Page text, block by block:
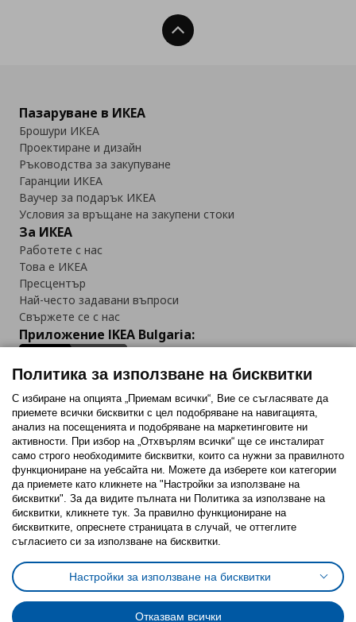
Нагоре
Пазаруване в ИКЕА
Брошури ИКЕА
Проектиране и дизайн
Ръководства за закупуване
Гаранции ИКЕА
Ваучер за подарък ИКЕА
Условия за връщане на закупени стоки
За ИКЕА
Работете с нас
Това е ИКЕА
Пресцентър
Най-често задавани въпроси
Свържете се с нас
Приложение IKEA Bulgaria:
Последвайте ни:
FacebookTwitterYoutubePinterestInstagram
Политика за използване на бисквитки (Cookies)
Избор на настройки за използване на бисквитки
Условия за ползване на ikea.bgОбща политика за личните данни
Политика за защита на личните данни на ikea.bg
Общи условия на програма IKEA Family
Политика за използване на бисквитки
С избиране на опцията „Приемам всички“, Вие се съгласявате да
приемете всички бисквитки с цел подобряване на навигацията,
анализ на посещенията и подобряване на маркетинговите ни
активности. При избор на „Отхвърлям всички“ ще се инсталират
само строго необходимитe бисквитки, които са нужни за правилното
функциониране на уебсайта ни. Можете да изберете кои категории
да приемете като кликнете на "Настройки за използване на
бисквитки". За да видите пълната ни Политика за използване на
бисквитки, кликнете тук. За правилно функциониране на
бисквитките, опреснете страницата в случай, че оттеглите
съгласието си за използване на бисквитки.
Настройки за използване на бисквитки
Отказвам всички